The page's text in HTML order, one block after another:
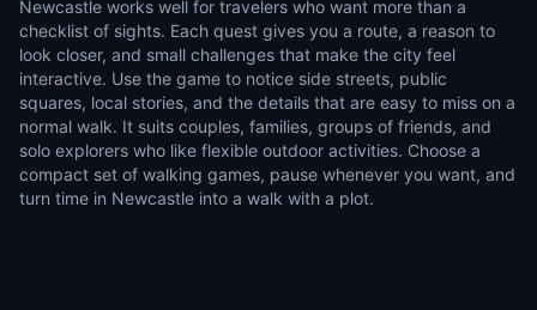
Newcastle works well for travelers who want more than a
checklist of sights. Each quest gives you a route, a reason to
look closer, and small challenges that make the city feel
interactive. Use the game to notice side streets, public
squares, local stories, and the details that are easy to miss on a
normal walk. It suits couples, families, groups of friends, and
solo explorers who like flexible outdoor activities. Choose a
compact set of walking games, pause whenever you want, and
turn time in Newcastle into a walk with a plot.